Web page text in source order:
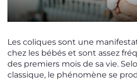
Les coliques sont une
chez les bébés et sont assez
des premiers mois de sa vie.
classique, le phénomène se